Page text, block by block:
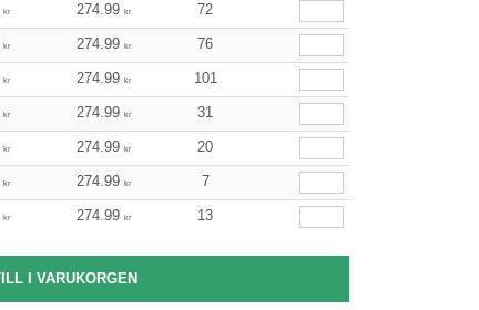
kr 274.99 kr 72
kr 274.99 kr 76
kr 274.99 kr 101
kr 274.99 kr 31
kr 274.99 kr 20
kr 274.99 kr 7
kr 274.99 kr 13